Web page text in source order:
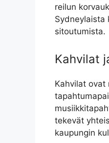
reilun
Sydneylaista
sitoutumista.
Kahvilat
Kahvilat ovat
tekevät
kaupungin